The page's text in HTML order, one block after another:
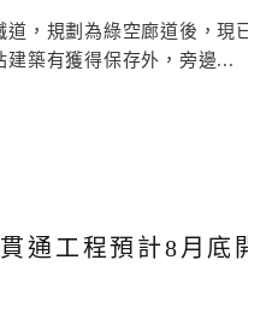
道，規劃為綠空廊道後，現
建築有獲得保存外，旁邊...
通工程預計8月底